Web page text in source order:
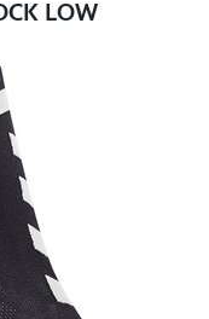
LOW